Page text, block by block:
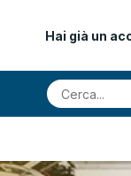
Hai già un